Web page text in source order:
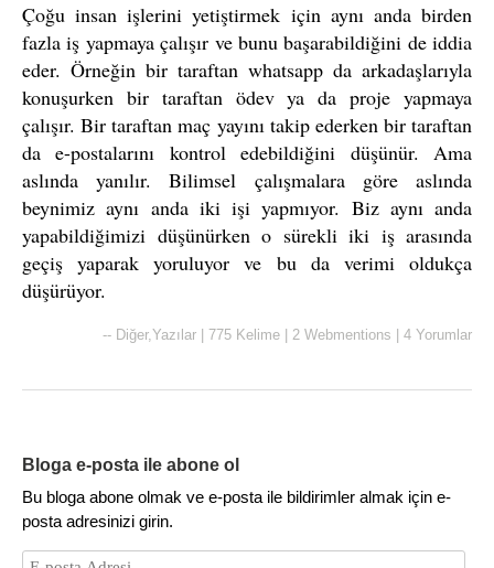
Çoğu insan işlerini yetiştirmek için aynı anda birden
fazla iş yapmaya çalışır ve bunu başarabildiğini de iddia
eder. Örneğin bir taraftan whatsapp da arkadaşlarıyla
konuşurken bir taraftan ödev ya da proje yapmaya
çalışır. Bir taraftan maç yayını takip ederken bir taraftan
da e-postalarını kontrol edebildiğini düşünür. Ama
aslında yanılır. Bilimsel çalışmalara göre aslında
beynimiz aynı anda iki işi yapmıyor. Biz aynı anda
yapabildiğimizi düşünürken o sürekli iki iş arasında
geçiş yaparak yoruluyor ve bu da verimi oldukça
düşürüyor.
-- Diğer,Yazılar 775 Kelime 2 Webmentions 4 Yorumlar
Bloga e-posta ile abone ol
Bu bloga abone olmak ve e-posta ile bildirimler almak için e-
posta adresinizi girin.